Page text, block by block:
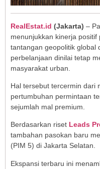
RealEstat.id (Jakarta) –
menunjukkan kinerja
tantangan geopolitik global
perbelanjaan dinilai tetap
masyarakat urban.
Hal tersebut tercermin dari
pertumbuhan permintaan
sejumlah mal premium.
Berdasarkan riset Leads
tambahan pasokan baru
(PIM 5) di Jakarta Selatan.
Ekspansi terbaru ini